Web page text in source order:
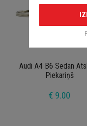
Audi A4 B6 Sedan
Piekariņš
€ 9.00